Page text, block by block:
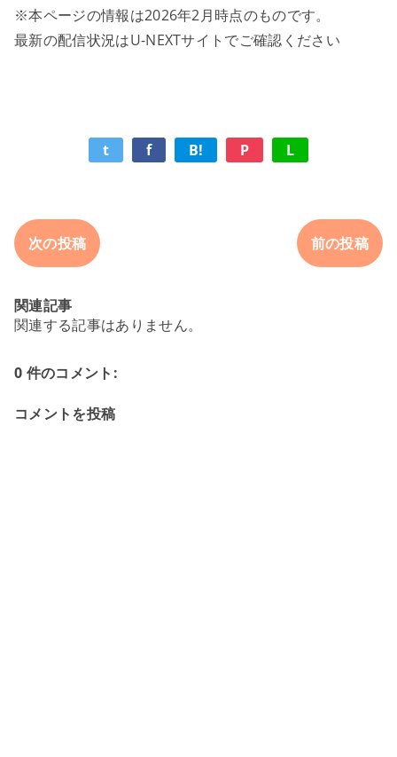
※本ページの情報は2026年2月時点のものです。
最新の配信状況はU-NEXTサイトでご確認ください
t f B! P L
次の投稿 前の投稿
関連記事
関連する記事はありません。
0 件のコメント:
コメントを投稿